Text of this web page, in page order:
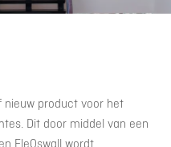
nieuw product voor het
Dit door middel van een